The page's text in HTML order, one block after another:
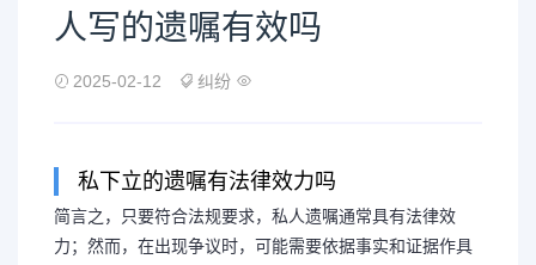
人写的遗嘱有效吗
2025-02-12 纠纷
私下立的遗嘱有法律效力吗
简言之，只要符合法规要求，私人遗嘱通常具有法律效
力；然而，在出现争议时，可能需要依据事实和证据作具